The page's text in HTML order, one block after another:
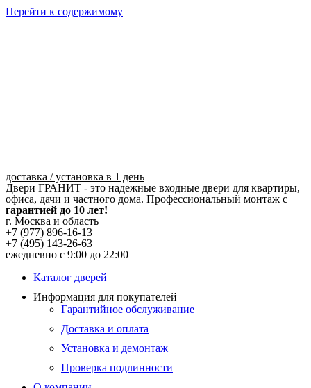
Перейти к содержимому
доставка / установка в 1 день
Двери ГРАНИТ - это надежные входные двери для квартиры,
офиса, дачи и частного дома. Профессиональный монтаж с
гарантией до 10 лет!
г. Москва и область
+7 (977) 896-16-13
+7 (495) 143-26-63
ежедневно с 9:00 до 22:00
Каталог дверей
Информация для покупателей
Гарантийное обслуживание
Доставка и оплата
Установка и демонтаж
Проверка подлинности